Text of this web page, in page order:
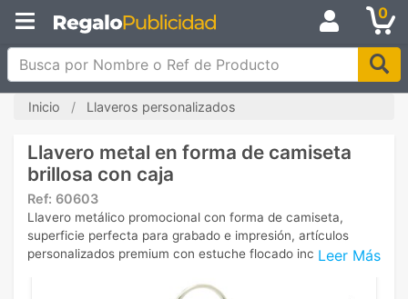
0
Busca por Nombre o Ref de Producto
Inicio Llaveros personalizados
Llavero metal en forma de camiseta
brillosa con caja
Ref: 60603
Leer Más
Llavero metálico promocional con forma de camiseta,
superficie perfecta para grabado e impresión, artículos
personalizados premium con estuche flocado incluido.